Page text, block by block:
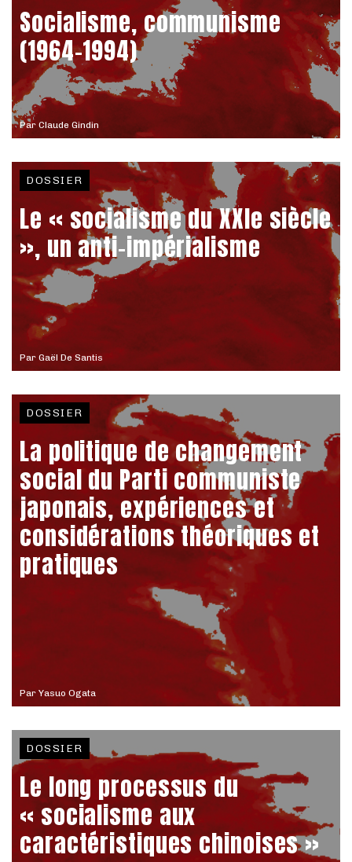
Par Claude Gindin
Socialisme, communisme
(1964-1994)
Par Gaël De Santis
DOSSIER
Le « socialisme du XXIe siècle
», un anti-impérialisme
Par Yasuo Ogata
DOSSIER
La politique de changement
social du Parti communiste
japonais, expériences et
considérations théoriques et
pratiques
DOSSIER
Le long processus du
« socialisme aux
caractéristiques chinoises »